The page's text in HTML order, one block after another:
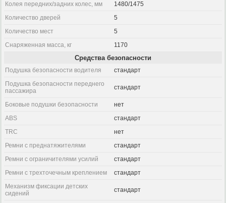
Колея передних/задних колес, мм
1480/1475
Количество дверей
5
Количество мест
5
Снаряженная масса, кг
1170
Средства безопасности
Подушка безопасности водителя
стандарт
Подушка безопасности переднего
пассажира
стандарт
Боковые подушки безопасности
нет
ABS
стандарт
TRC
нет
Ремни с преднатяжителями
стандарт
Ремни с ограничителями усилий
стандарт
Ремни с трехточечным креплением
стандарт
Механизм фиксации детских
сидений
стандарт